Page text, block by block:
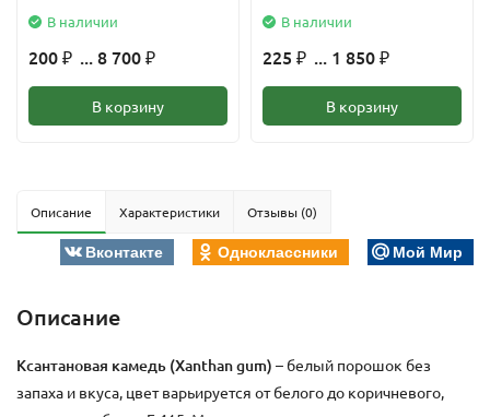
В наличии
200 ₽ ... 8 700 ₽
В корзину
В наличии
225 ₽ ... 1 850 ₽
В корзину
Описание Характеристики Отзывы (0)
Вконтакте Одноклассники Мой Мир
Описание
Ксантановая камедь (Xanthan gum) – белый порошок без
запаха и вкуса, цвет варьируется от белого до коричневого,